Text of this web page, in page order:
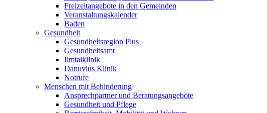
Freizeitangebote in den Gemeinden
Veranstaltungskalender
Baden
Gesundheit
Gesundheitsregion Plus
Gesundheitsamt
Ilmtalklinik
Danuvius Klinik
Notrufe
Menschen mit Behinderung
Ansprechpartner und Beratungsangebote
Gesundheit und Pflege